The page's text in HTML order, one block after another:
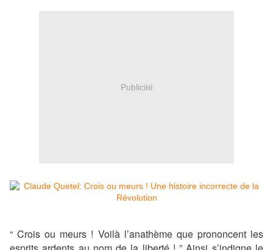
Publicité
“ Crois ou meurs ! Voilà l’anathème que prononcent les